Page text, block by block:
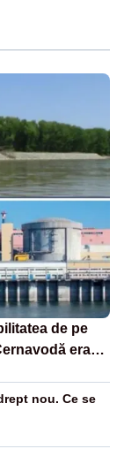
de pe
era
nou. Ce se